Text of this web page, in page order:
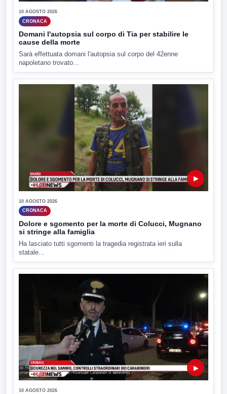
10 AGOSTO 2026
CRONACA
Domani l'autopsia sul corpo di Tia per stabilire le
cause della morte
Sarà effettuata domani l'autopsia sul corpo del 42enne
napoletano trovato...
▶
10 AGOSTO 2026
CRONACA
Dolore e sgomento per la morte di Colucci, Mugnano
si stringe alla famiglia
Ha lasciato tutti sgomenti la tragedia registrata ieri sulla
statale...
▶
10 AGOSTO 2026